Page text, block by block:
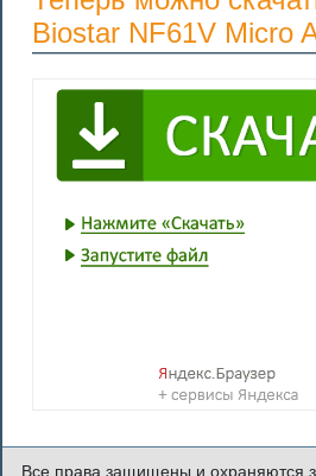
Biostar NF61V Micro
Все права защищены и охраняются